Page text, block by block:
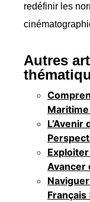
redéfinir les
Autres
L’Avenir
Avancer
Français